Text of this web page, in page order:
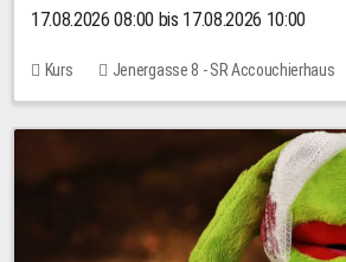
17.08.2026 08:00 bis 17.08.2026 10:00
Kurs Jenergasse 8 - SR Accouchierhaus